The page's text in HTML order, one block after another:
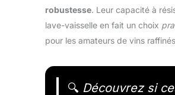
robustesse. Leur capacité à
lave-vaisselle en fait un choix
pour les amateurs de vins
🔍 Découvrez si